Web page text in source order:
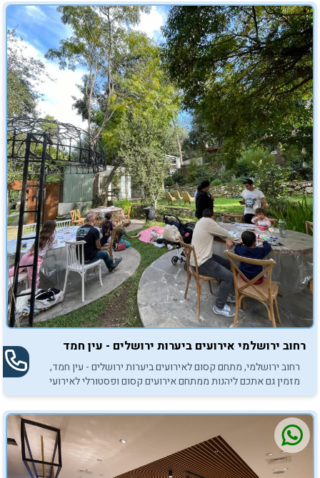
רחוב ירושלמי אירועים ביערות ירושלים - עין חמד
רחוב ירושלמי, מתחם קסום לאירועים ביערות ירושלים - עין חמד,
מזמין גם אתכם ליהנות ממתחם אירועים קסום ופסטורלי לאירועי
בר/בת מצווה.